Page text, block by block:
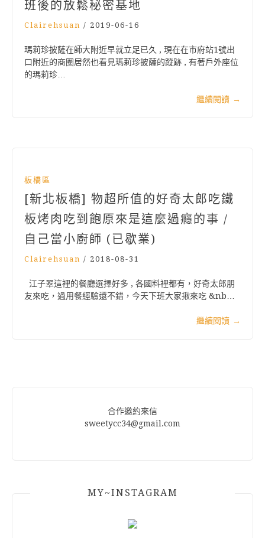
班後的放鬆秘密基地
Clairehsuan / 2019-06-16
瑪莉珍披薩在師大附近早就立足已久 , 現在在市府站1號出
口附近的商圈居然也看見瑪莉珍披薩的蹤跡 , 有著戶外座位
的瑪莉珍…
繼續閱讀 →
板橋區
[新北板橋] 物超所值的好奇太郎吃鐵
板烤肉吃到飽原來是這麼過癮的事 /
自己當小廚師 (已歇業)
Clairehsuan / 2018-08-31
江子翠這裡的餐廳選擇好多 , 各國料裡都有，好奇太郎朋
友來吃，過用餐經驗還不錯，今天下班大家揪來吃 &nb…
繼續閱讀 →
合作邀約來信
sweetycc34@gmail.com
MY~INSTAGRAM